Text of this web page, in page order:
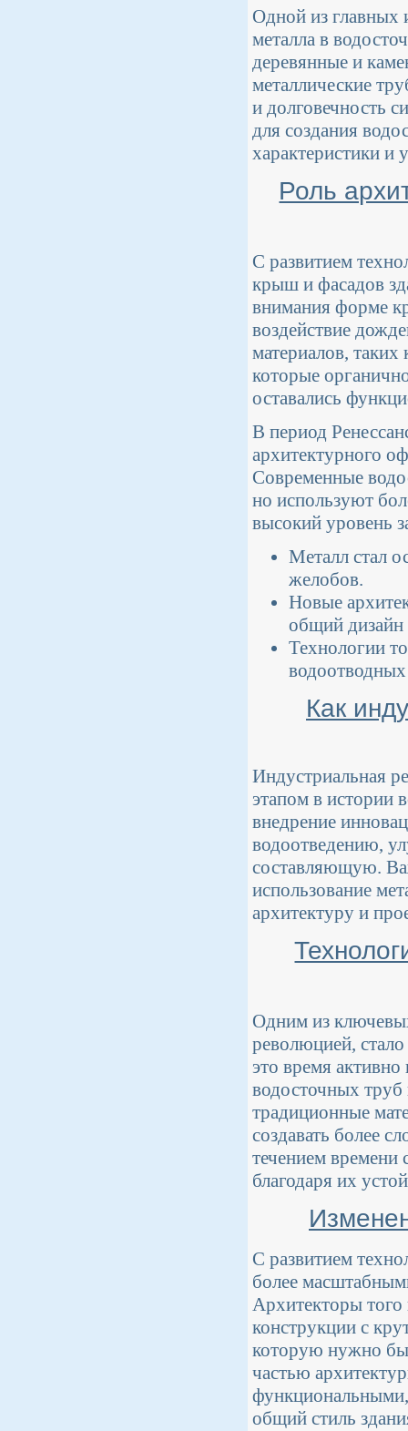
Одной из главных
металла в
деревянные и
металлические
и долговечность
для создания
характеристики и
Роль
С развитием
крыш и фасадов
внимания форме
воздействие
материалов, таких
которые
оставались
В период
архитектурного
Современные
но используют
высокий уровень
Металл стал
желобов.
Новые
общий дизайн
Технологии
Как
Индустриальная
этапом в истории
внедрение
водоотведению,
составляющую.
использование
архитектуру и
Одним из
революцией,
это время активно
водосточных труб
традиционные
создавать более
течением времени
благодаря их
С развитием
более
Архитекторы того
конструкции с
которую нужно
частью
общий стиль